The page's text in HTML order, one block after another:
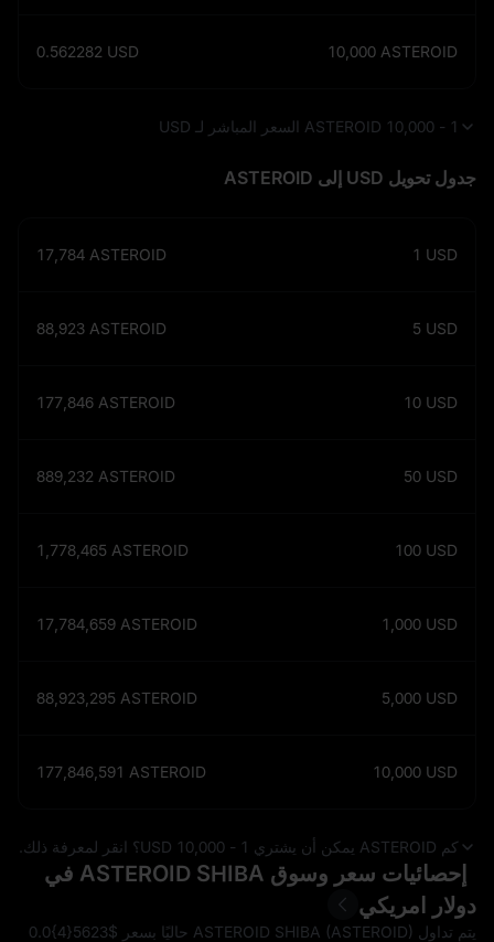
جدول تحويل USD إلى ASTEROID
10,000 ASTEROID
0.562282 USD
1 USD
17,784 ASTEROID
5 USD
88,923 ASTEROID
10 USD
177,846 ASTEROID
50 USD
889,232 ASTEROID
100 USD
1,778,465 ASTEROID
1,000 USD
17,784,659 ASTEROID
5,000 USD
88,923,295 ASTEROID
10,000 USD
177,846,591 ASTEROID
1 - 10,000 ASTEROID السعر المباشر لـ USD
كم ASTEROID يمكن أن يشتري 1 - 10,000 USD؟ انقر لمعرفة ذلك.
إحصائيات سعر وسوق ASTEROID SHIBA في
دولار امريكي
يتم تداول ASTEROID SHIBA (ASTEROID) حاليًا بسعر $‎ 0.0{4}5623